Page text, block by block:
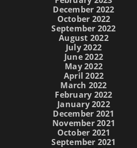
December 2022
October 2022
September 2022
August 2022
July 2022
June 2022
May 2022
April 2022
March 2022
February 2022
January 2022
December 2021
November 2021
October 2021
September 2021